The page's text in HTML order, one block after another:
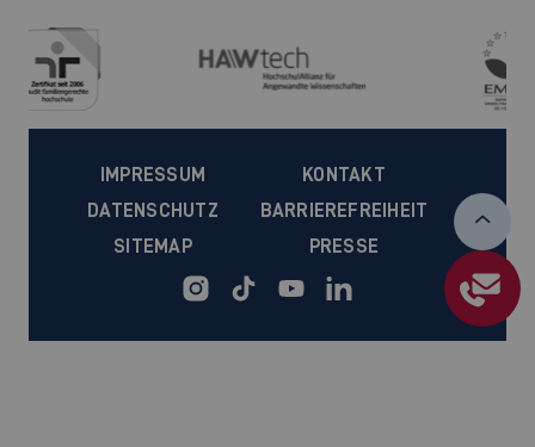
IMPRESSUM
KONTAKT
DATENSCHUTZ
BARRIEREFREIHEIT
SITEMAP
PRESSE